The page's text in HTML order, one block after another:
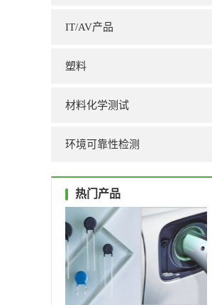
IT/AV产品
塑料
材料化学测试
环境可靠性检测
热门产品